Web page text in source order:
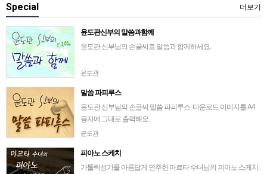
더보기
Special
윤도관신부의 말씀과함께
윤도관 신부님의 손글씨로 말씀과 함께하세요.
윤도관
말씀 파피루스
윤도관 신부님의 손글씨 말씀 파피루스. 다운로드 이미지를 A4
용지에 그대로 출력해요.
윤도관
피아노 스케치
가톨릭성가를 아름답게 연주한 마르타 수녀님의 피아노 스케치.